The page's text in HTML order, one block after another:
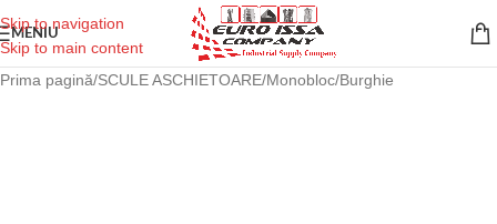
Skip to navigation
Skip to main content
MENIU
Prima pagină/SCULE ASCHIETOARE/Monobloc/Burghie